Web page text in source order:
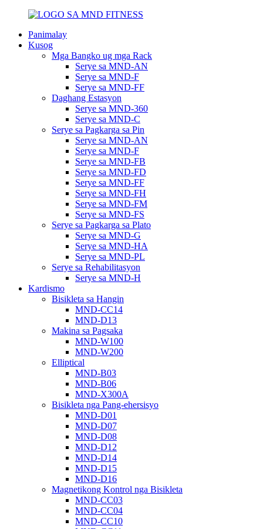
Panimalay
Kusog
Mga Bangko ug mga Rack
Serye sa MND-AN
Serye sa MND-F
Serye sa MND-FF
Daghang Estasyon
Serye sa MND-360
Serye sa MND-C
Serye sa Pagkarga sa Pin
Serye sa MND-AN
Serye sa MND-F
Serye sa MND-FB
Serye sa MND-FD
Serye sa MND-FF
Serye sa MND-FH
Serye sa MND-FM
Serye sa MND-FS
Serye sa Pagkarga sa Plato
Serye sa MND-G
Serye sa MND-HA
Serye sa MND-PL
Serye sa Rehabilitasyon
Serye sa MND-H
Kardismo
Bisikleta sa Hangin
MND-CC14
MND-D13
Makina sa Pagsaka
MND-W100
MND-W200
Elliptical
MND-B03
MND-B06
MND-X300A
Bisikleta nga Pang-ehersisyo
MND-D01
MND-D07
MND-D08
MND-D12
MND-D14
MND-D15
MND-D16
Magnetikong Kontrol nga Bisikleta
MND-CC03
MND-CC04
MND-CC10